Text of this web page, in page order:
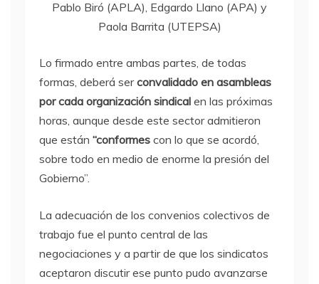
Pablo Biró (APLA), Edgardo Llano (APA) y
Paola Barrita (UTEPSA)
Lo firmado entre ambas partes, de todas
formas, deberá serconvalidado en asambleas
por cada organización sindical en las próximas
horas, aunque desde este sector admitieron
que están “conformes con lo que se acordó,
sobre todo en medio de enorme la presión del
Gobierno”.
La adecuación de los convenios colectivos de
trabajo fue el punto central de las
negociaciones y a partir de que los sindicatos
aceptaron discutir ese punto pudo avanzarse